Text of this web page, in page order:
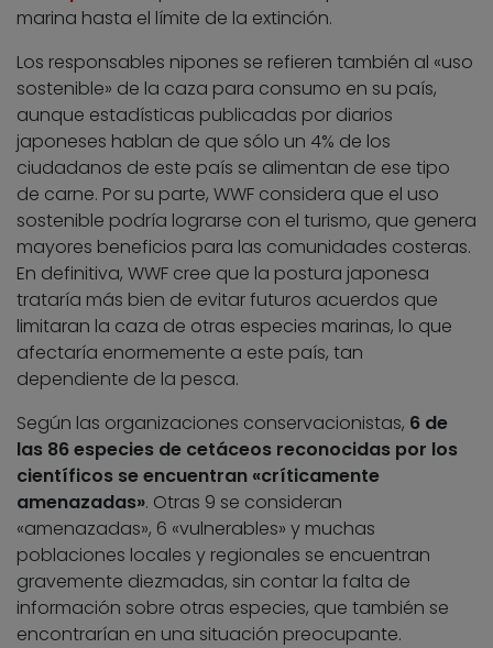
marina hasta el límite de la extinción.
Los responsables nipones se refieren también al «uso
sostenible» de la caza para consumo en su país,
aunque estadísticas publicadas por diarios
japoneses hablan de que sólo un 4% de los
ciudadanos de este país se alimentan de ese tipo
de carne. Por su parte, WWF considera que el uso
sostenible podría lograrse con el turismo, que genera
mayores beneficios para las comunidades costeras.
En definitiva, WWF cree que la postura japonesa
trataría más bien de evitar futuros acuerdos que
limitaran la caza de otras especies marinas, lo que
afectaría enormemente a este país, tan
dependiente de la pesca.
Según las organizaciones conservacionistas, 6 de
las 86 especies de cetáceos reconocidas por los
científicos se encuentran «críticamente
amenazadas». Otras 9 se consideran
«amenazadas», 6 «vulnerables» y muchas
poblaciones locales y regionales se encuentran
gravemente diezmadas, sin contar la falta de
información sobre otras especies, que también se
encontrarían en una situación preocupante.